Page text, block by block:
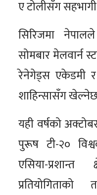
ए टोलीसँग
सिरिजमा
सोमबार मेलवार्न
रेनेगेड्स एकेडमी र
शाहिन्सासँग
यही वर्षको
पुरूष टी-२०
एसिया-